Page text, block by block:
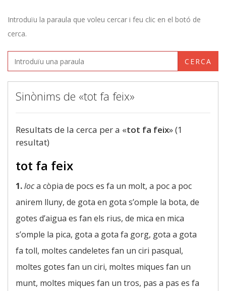
Introduïu la paraula que voleu cercar i feu clic en el botó de
cerca.
CERCA
Sinònims de «tot fa feix»
Resultats de la cerca per a «tot fa feix» (1
resultat)
tot fa feix
1.loca còpia de pocs es fa un molt, a poc a poc
anirem lluny, de gota en gota s’omple la bota, de
gotes d’aigua es fan els rius, de mica en mica
s’omple la pica, gota a gota fa gorg, gota a gota
fa toll, moltes candeletes fan un ciri pasqual,
moltes gotes fan un ciri, moltes miques fan un
munt, moltes miques fan un tros, pas a pas es fa